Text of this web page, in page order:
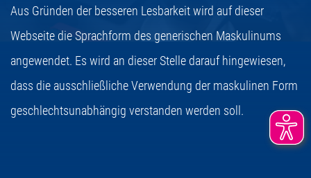
Aus Gründen der besseren Lesbarkeit wird auf dieser
Webseite die Sprachform des generischen Maskulinums
angewendet. Es wird an dieser Stelle darauf hingewiesen,
dass die ausschließliche Verwendung der maskulinen Form
geschlechtsunabhängig verstanden werden soll.